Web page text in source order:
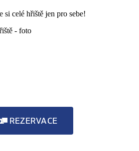
si celé hřiště jen pro sebe!
REZERVACE